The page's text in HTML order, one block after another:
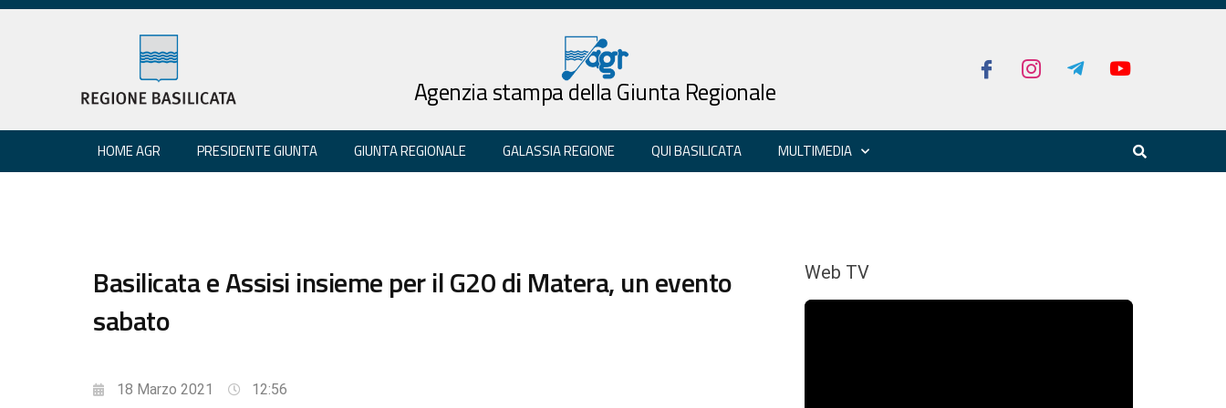
Agenzia stampa della Giunta Regionale
HOME AGR PRESIDENTE GIUNTA GIUNTA REGIONALE GALASSIA REGIONE QUI BASILICATA MULTIMEDIA
Basilicata e Assisi insieme per il G20 di Matera, un evento
sabato
18 Marzo 2021 12:56
Web TV